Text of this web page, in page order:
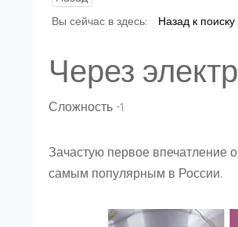
Вы сейчас в здесь: Назад к поиску
Через
Сложность -1
Зачастую первое
самым популярным в России.